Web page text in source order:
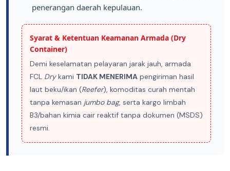
penerangan daerah kepulauan.
Syarat & Ketentuan Keamanan Armada (Dry
Container)
Demi keselamatan pelayaran jarak jauh, armada
FCL Drykami TIDAK MENERIMA pengiriman hasil
laut beku/ikan (Reefer), komoditas curah mentah
tanpa kemasan jumbo bag, serta kargo limbah
B3/bahan kimia cair reaktif tanpa dokumen (MSDS)
resmi.